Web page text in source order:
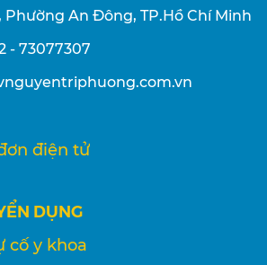
Phường An Đông, TP.Hồ Chí Minh
- 73077307
điện tử
DỤNG
cố y khoa